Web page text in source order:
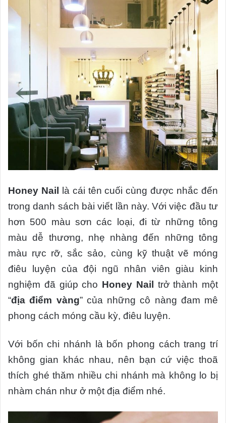
Honey Nail
là cái tên cuối cùng được nhắc đến
trong danh sách bài viết lần này. Với việc đầu tư
hơn 500 màu sơn các loại, đi từ những tông
màu dễ thương, nhẹ nhàng đến những tông
màu rực rỡ, sắc sảo, cùng kỹ thuật vẽ móng
điêu luyện của đội ngũ nhân viên giàu kinh
nghiệm đã giúp cho Honey Nail
trở thành một
“địa điểm vàng” của những cô nàng đam mê
phong cách móng cầu kỳ, điêu luyện.
Với bốn chi nhánh là bốn phong cách trang trí
không gian khác nhau, nên bạn cứ việc thoã
thích ghé thăm nhiều chi nhánh mà không lo bị
nhàm chán như ở một địa điểm nhé.